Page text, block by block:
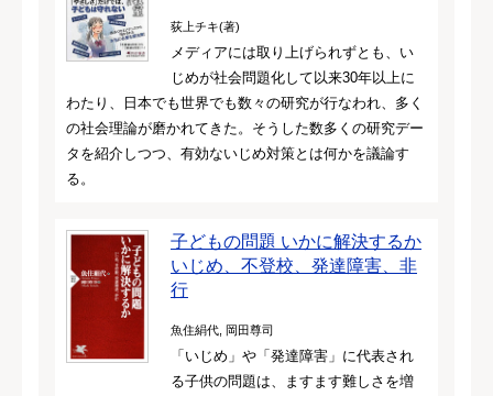
荻上チキ(著)
メディアには取り上げられずとも、い
じめが社会問題化して以来30年以上に
わたり、日本でも世界でも数々の研究が行なわれ、多く
の社会理論が磨かれてきた。そうした数多くの研究デー
タを紹介しつつ、有効ないじめ対策とは何かを議論す
る。
子どもの問題 いかに解決するか
いじめ、不登校、発達障害、非
行
魚住絹代, 岡田尊司
「いじめ」や「発達障害」に代表され
る子供の問題は、ますます難しさを増